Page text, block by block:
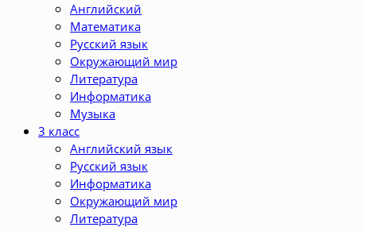
Английский
Математика
Русский язык
Окружающий мир
Литература
Информатика
Музыка
3 класс
Английский язык
Русский язык
Информатика
Окружающий мир
Литература